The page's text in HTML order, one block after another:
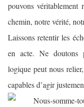
pouvons véritablement
chemin, notre vérité,
Laissons retentir les
en acte. Ne doutons
logique peut nous
capables d’agir